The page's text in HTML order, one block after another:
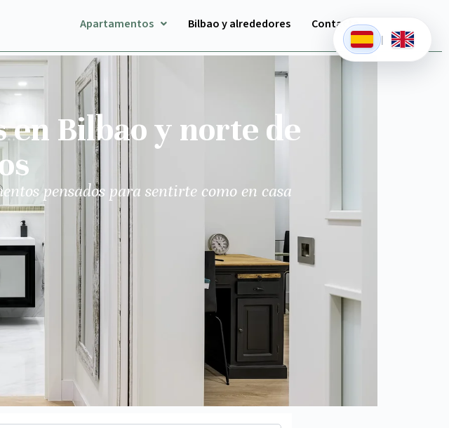
Apartamentos Bilbao y alrededores Contacto
Bilbao y norte de
pensados para sentirte como en casa
|